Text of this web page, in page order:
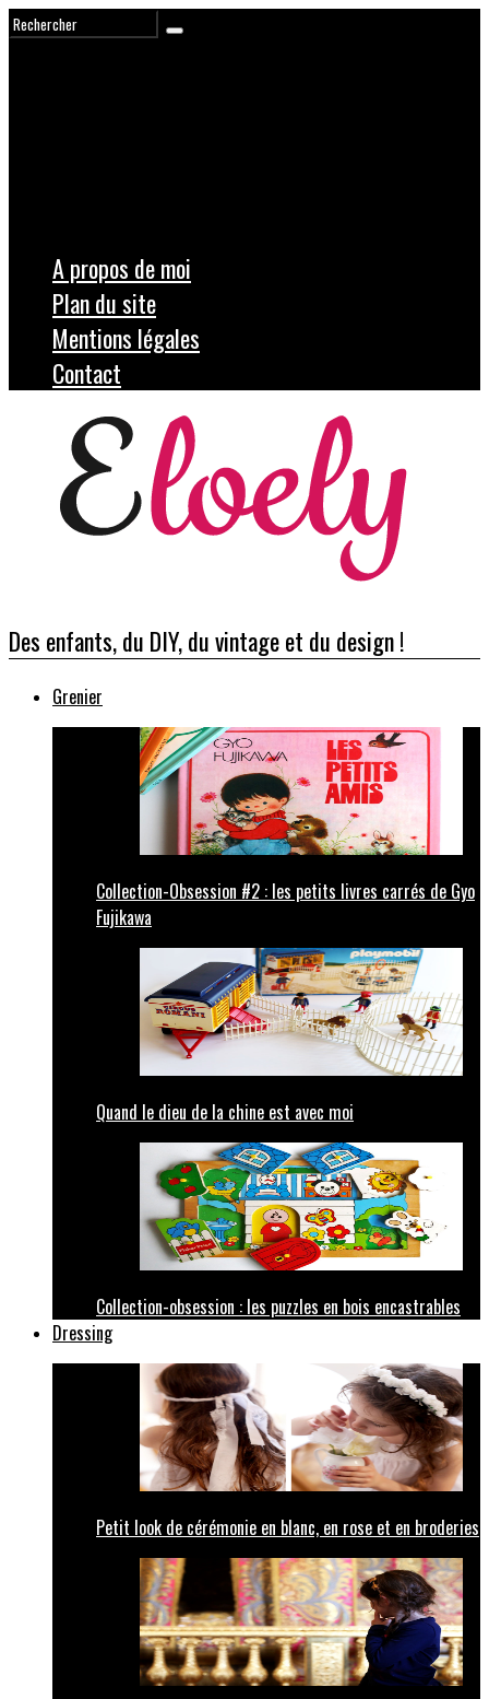
A propos de moi
Plan du site
Mentions légales
Contact
Des enfants, du DIY, du vintage et du design !
Grenier
Collection-Obsession #2 : les petits livres carrés de Gyo
Fujikawa
Quand le dieu de la chine est avec moi
Collection-obsession : les puzzles en bois encastrables
Dressing
Petit look de cérémonie en blanc, en rose et en broderies